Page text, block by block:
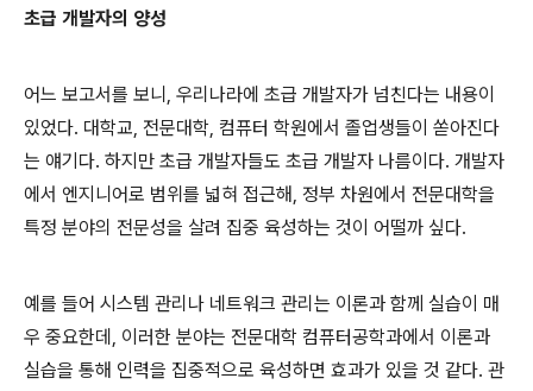
초급 개발자의 양성
어느 보고서를 보니 , 우리나라에 초급 개발자가 넘친다는 내용이
있었다. 대학교, 전문대학, 컴퓨터 학원에서 졸업생들이 쏟아진다
는 얘기다. 하지만 초급 개발자들도 초급 개발자 나름이다. 개발자
에서 엔지니어로 범위를 넓혀 접근해, 정부 차원에서 전문대학을
특정 분야의 전문성을 살려 집중 육성하는 것이 어떨까 싶다.
예를 들어 시스템 관리나 네트워크 관리는 이론과 함께 실습이 매
우 중요한데 , 이러한 분야는 전문대학 컴퓨터공학과에서 이론과
실습을 통해 인력을 집중적으로 육성하면 효과가 있을 것 같다. 관